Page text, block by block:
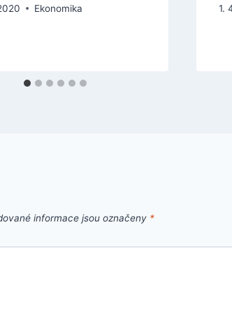
Ekonomika 1.
informace jsou označeny *